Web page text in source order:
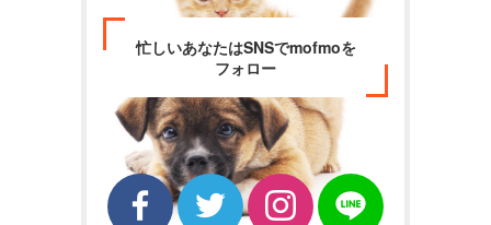
忙しいあなたはSNSでmofmoを
フォロー